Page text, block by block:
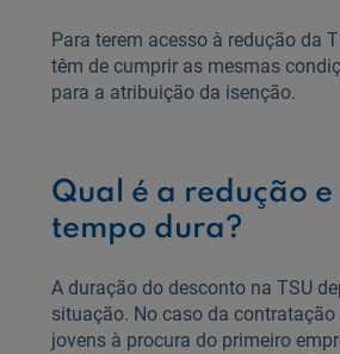
Para terem acesso à redução da
têm de cumprir as mesmas
para a atribuição da isenção.
Qual é a redução
tempo dura?
A duração do desconto na TSU
situação. No caso da contratação
jovens à procura do primeiro